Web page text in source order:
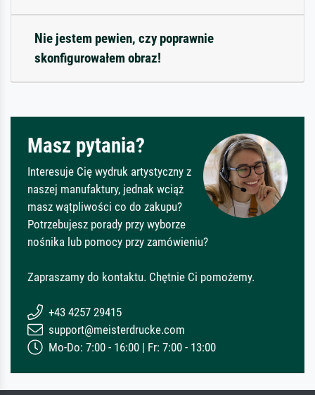
Nie jestem pewien, czy poprawnie
skonfigurowałem obraz!
Masz pytania?
Interesuje Cię wydruk artystyczny z
naszej manufaktury, jednak wciąż
masz wątpliwości co do zakupu?
Potrzebujesz porady przy wyborze
nośnika lub pomocy przy zamówieniu?
Zapraszamy do kontaktu. Chętnie Ci pomożemy.
+43 4257 29415
support@meisterdrucke.com
Mo-Do: 7:00 - 16:00 | Fr: 7:00 - 13:00